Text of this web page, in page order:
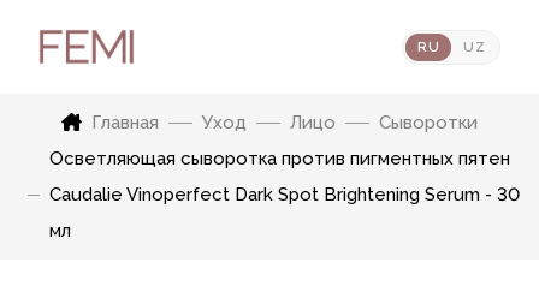
RU UZ
Главная Уход Лицо
Сыворотки
Осветляющая сыворотка против пигментных пятен
Caudalie Vinoperfect Dark Spot Brightening Serum - 30
мл